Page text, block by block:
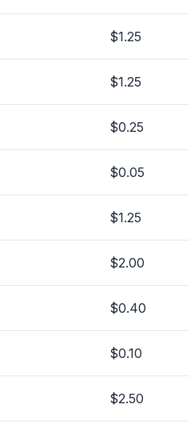
$1.25
$1.25
$0.25
$0.05
$1.25
$2.00
$0.40
$0.10
$2.50